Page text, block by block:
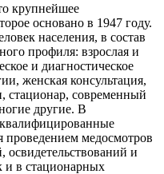
крупнейшее
основано в 1947 году.
населения, в состав
профиля: взрослая и
и диагностическое
женская консультация,
стационар, современный
другие. В
проведением медосмотров
и
и в стационарных